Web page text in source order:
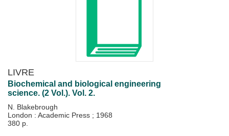
LIVRE
Biochemical and biological engineering
science. (2 Vol.). Vol. 2.
N. Blakebrough
London : Academic Press ; 1968
380 p.